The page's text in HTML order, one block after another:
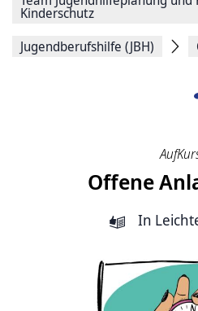
Kinderschutz
Jugendberufshilfe (JBH)
Offene
In